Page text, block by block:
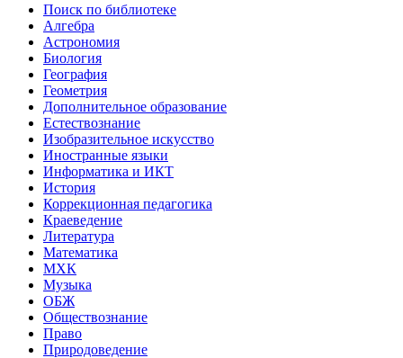
Поиск по библиотеке
Алгебра
Астрономия
Биология
География
Геометрия
Дополнительное образование
Естествознание
Изобразительное искусство
Иностранные языки
Информатика и ИКТ
История
Коррекционная педагогика
Краеведение
Литература
Математика
МХК
Музыка
ОБЖ
Обществознание
Право
Природоведение